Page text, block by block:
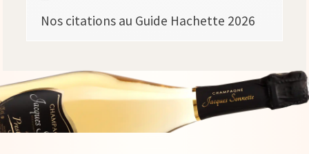
Nos citations au Guide Hachette 2026